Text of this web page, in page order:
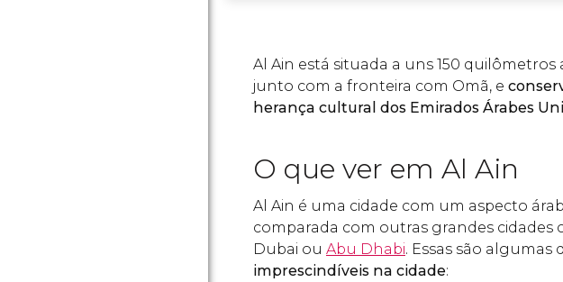
Al Ain está situada a uns 150 quilômetros
junto com a fronteira com Omã, e
herança cultural dos Emirados Árabes
O que ver em Al Ain
Al Ain é uma cidade com um aspecto
comparada com outras grandes cidades
Dubai ou Abu Dhabi. Essas são algumas
imprescindíveis na cidade: